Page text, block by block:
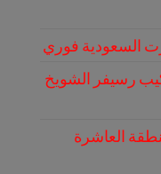
السعودية فوري
رسيفر الشويخ
العاشرة